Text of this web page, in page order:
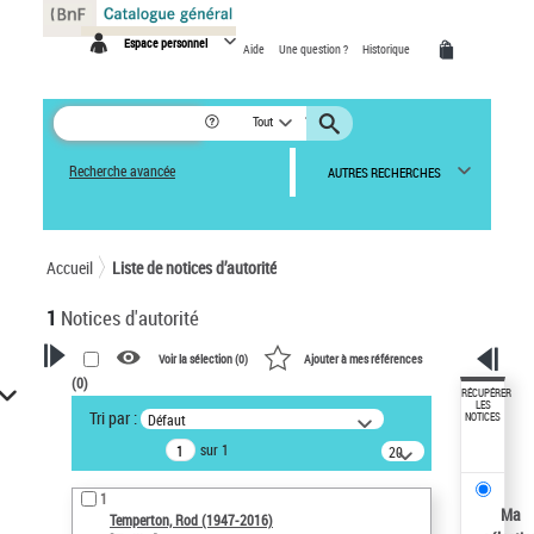
Espace personnel Aide Une question ? Historique
Tout
Recherche avancée AUTRES RECHERCHES
Accueil Liste de notices d’autorité
1 Notices d'autorité
VOTRE RECHERCHE
Recherche avancée dans les
notices d’autorité
Œuvres liées à l'auteur :
Temperton, Rod (1947-2016)
Voir la sélection (0) Ajouter à mes références
(0)
Tri par : Défaut
sur 1
20
résultats/page
1
Temperton, Rod (1947-2016)
RÉCUPÉRER
LES
NOTICES
Ma
Panneau de gestion des cookies